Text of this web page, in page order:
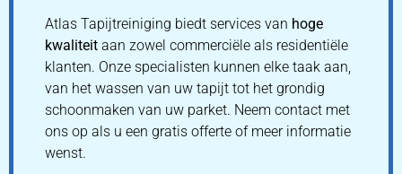
Atlas Tapijtreiniging biedt services van hoge
kwaliteit aan zowel commerciële als residentiële
klanten. Onze specialisten kunnen elke taak aan,
van het wassen van uw tapijt tot het grondig
schoonmaken van uw parket. Neem contact met
ons op als u een gratis offerte of meer informatie
wenst.